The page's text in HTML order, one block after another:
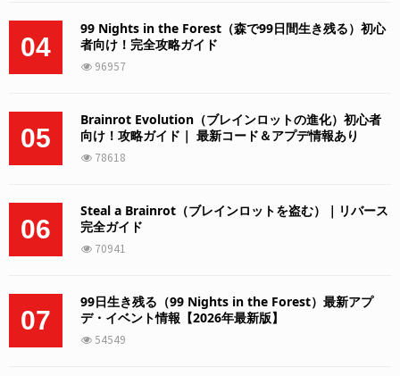
04
99 Nights in the Forest（森で99日間生き残る）初心
者向け！完全攻略ガイド
96957
05
Brainrot Evolution（ブレインロットの進化）初心者
向け！攻略ガイド｜ 最新コード＆アプデ情報あり
78618
06
Steal a Brainrot（ブレインロットを盗む）｜リバース
完全ガイド
70941
07
99日生き残る（99 Nights in the Forest）最新アプ
デ・イベント情報【2026年最新版】
54549